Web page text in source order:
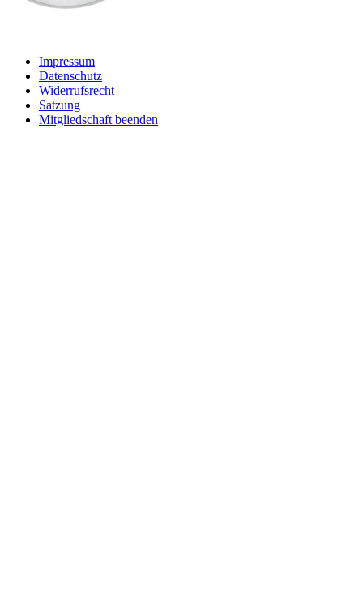
Impressum
Datenschutz
Widerrufsrecht
Satzung
Mitgliedschaft beenden